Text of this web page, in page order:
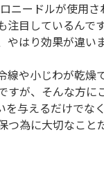
ニードルが使用さ
注目しているんで
やはり効果が違い
線や小じわが乾燥
すが、そんな方に
を与えるだけでな
つ為に大切なこと